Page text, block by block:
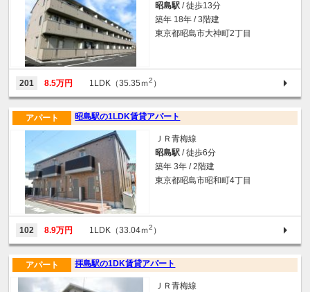
昭島駅 / 徒歩13分
築年 18年 / 3階建
東京都昭島市大神町2丁目
201 8.5万円 1LDK（35.35ｍ2 ）
昭島駅の1LDK賃貸アパート
アパート
ＪＲ青梅線
昭島駅 / 徒歩6分
築年 3年 / 2階建
東京都昭島市昭和町4丁目
102 8.9万円 1LDK（33.04ｍ2 ）
拝島駅の1DK賃貸アパート
アパート
ＪＲ青梅線